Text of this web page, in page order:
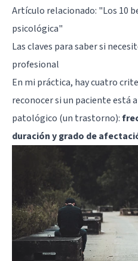
Artículo relacionado: "Los 10
psicológica"
Las claves para saber si
profesional
En mi práctica, hay cuatro
reconocer si un paciente está
patológico (un trastorno):
duración y grado de